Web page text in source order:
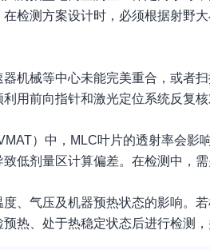
检测方案设计时，必须根据射野
机械等中心未能完美重合，或者
用前向指针和激光定位系统反复核
）中，MLC叶片的透射率会
低剂量区计算偏差。在检测中，
、气压及机器预热状态的影响。
热、处于热稳定状态后进行检测